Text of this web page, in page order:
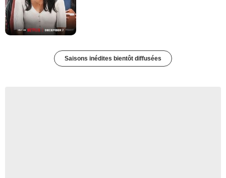
Saisons inédites bientôt diffusées